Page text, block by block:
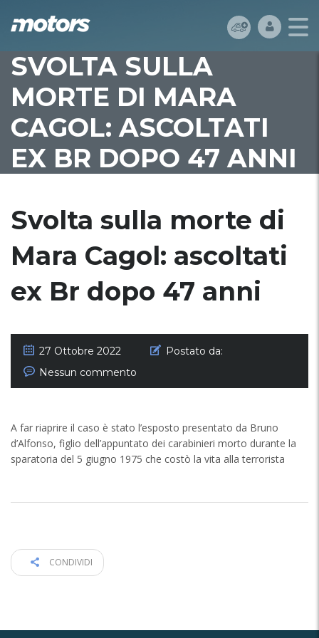
SVOLTA SULLA
MORTE DI MARA
CAGOL: ASCOLTATI
EX BR DOPO 47 ANNI
Svolta sulla morte di
Mara Cagol: ascoltati
ex Br dopo 47 anni
27 Ottobre 2022
Postato da:
Nessun commento
A far riaprire il caso è stato l’esposto presentato da Bruno
d’Alfonso, figlio dell’appuntato dei carabinieri morto durante la
sparatoria del 5 giugno 1975 che costò la vita alla terrorista
CONDIVIDI